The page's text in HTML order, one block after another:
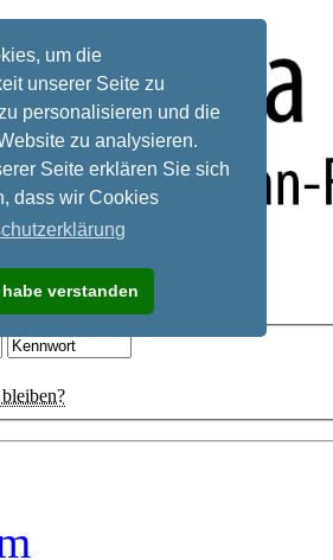
um die
unserer Seite zu
personalisieren und die
zu analysieren.
Seite erklären Sie sich
dass wir Cookies
verstanden